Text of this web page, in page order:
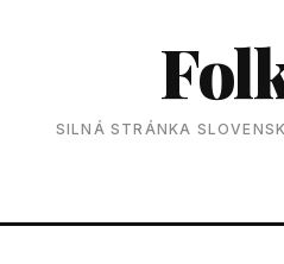
SILNÁ STRÁNKA